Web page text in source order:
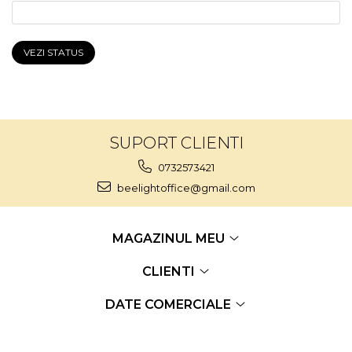
VEZI STATUS
SUPORT CLIENTI
0732573421
beelightoffice@gmail.com
MAGAZINUL MEU
CLIENTI
DATE COMERCIALE